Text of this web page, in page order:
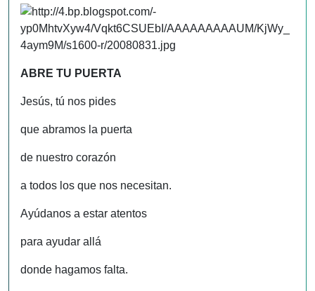
ABRE TU PUERTA
Jesús, tú nos pides
que abramos la puerta
de nuestro corazón
a todos los que nos necesitan.
Ayúdanos a estar atentos
para ayudar allá
donde hagamos falta.